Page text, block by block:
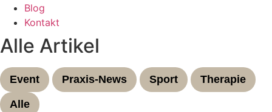
Blog
Kontakt
Alle Artikel
Event Praxis-News Sport Therapie
Alle